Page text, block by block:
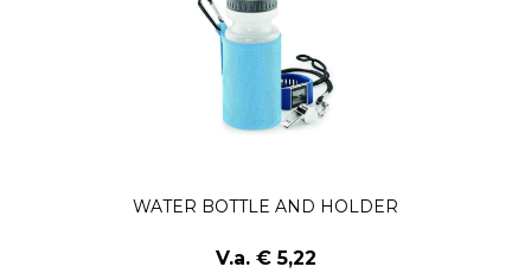
WATER BOTTLE AND HOLDER
V.a. € 5,22